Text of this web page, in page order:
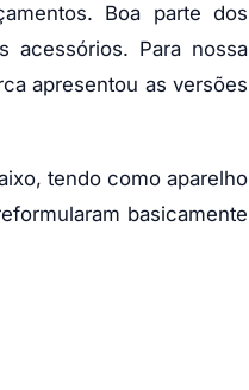
Boa parte dos
acessórios. Para nossa
apresentou as versões
tendo como aparelho
basicamente